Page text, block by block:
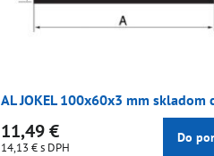
AL JOKEL 100x60x3 mm skladom
11,49 €
14,13 €s DPH
Do